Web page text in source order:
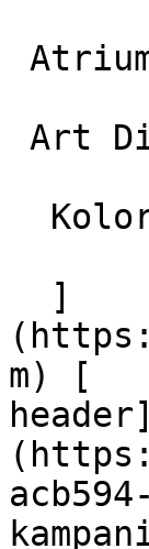
m) [
header]